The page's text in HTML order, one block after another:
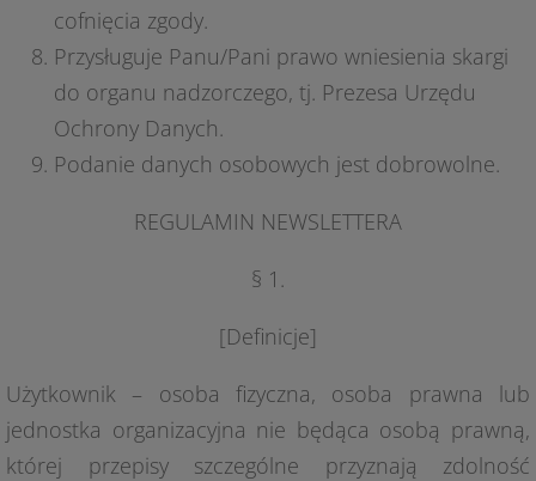
cofnięcia zgody.
Przysługuje Panu/Pani prawo wniesienia skargi
do organu nadzorczego, tj. Prezesa Urzędu
Ochrony Danych.
Podanie danych osobowych jest dobrowolne.
REGULAMIN NEWSLETTERA
§ 1.
[Definicje]
Użytkownik – osoba fizyczna, osoba prawna lub
jednostka organizacyjna nie będąca osobą prawną,
której przepisy szczególne przyznają zdolność